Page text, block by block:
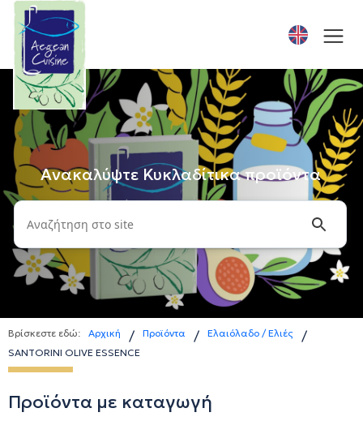
Ανακαλύψτε Κυκλαδίτικα προϊόντα
Βρίσκεστε εδώ: Αρχική / Προϊόντα / Ελαιόλαδο / Ελιές /
SANTORINI OLIVE ESSENCE
Προϊόντα με καταγωγή